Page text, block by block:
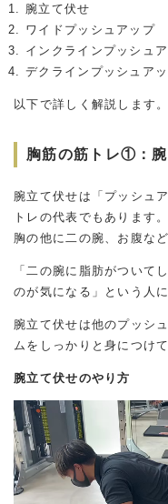
腕立て伏せ
ワイドプッシュアップ
インクラインプッシュ
デクラインプッシュア
以下で詳しく解説します。
胸筋の筋トレ①：
腕立て伏せは「プッシュ
トレの代表でもあります。
胸の他に二の腕、お腹な
「二の腕に脂肪がついて
のが気になる」という人
腕立て伏せは他のプッシ
ムをしっかりと身につけ
腕立て伏せのやり方